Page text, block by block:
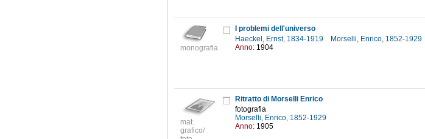
monografia
I problemi dell'universo
Haeckel, Ernst, 1834-1919
Morselli, Enrico, 1852-1929
Anno: 1904
mat.
grafico/
Ritratto di Morselli Enrico
fotografia
Morselli, Enrico, 1852-1929
Anno: 1905